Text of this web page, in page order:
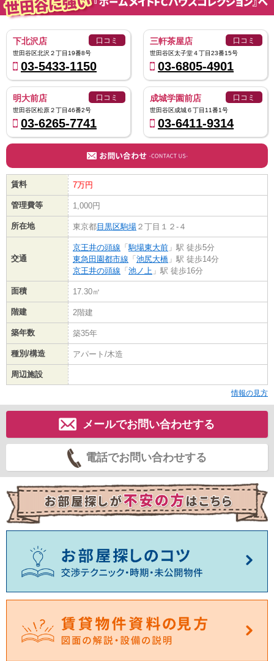
下北沢店
世田谷区北沢２丁目19番8号
口コミ
03-5433-1150
三軒茶屋店
世田谷区太子堂４丁目23番15号
口コミ
03-6805-4901
明大前店
世田谷区松原２丁目46番2号
口コミ
03-6265-7741
成城学園前店
世田谷区成城６丁目11番1号
口コミ
03-6411-9314
賃料 7万円
管理費等 1,000円
所在地 東京都目黒区駒場 ２丁目１２-４
交通
京王井の頭線 「駒場東大前 」駅 徒歩5分
東急田園都市線 「 池尻大橋 」駅 徒歩14分
京王井の頭線 「 池ノ上 」駅 徒歩16分
面積 17.30㎡
階建 2階建
築年数 築35年
種別/構造 アパート/木造
周辺施設
情報の見方
メールでお問い合わせする
電話でお問い合わせする